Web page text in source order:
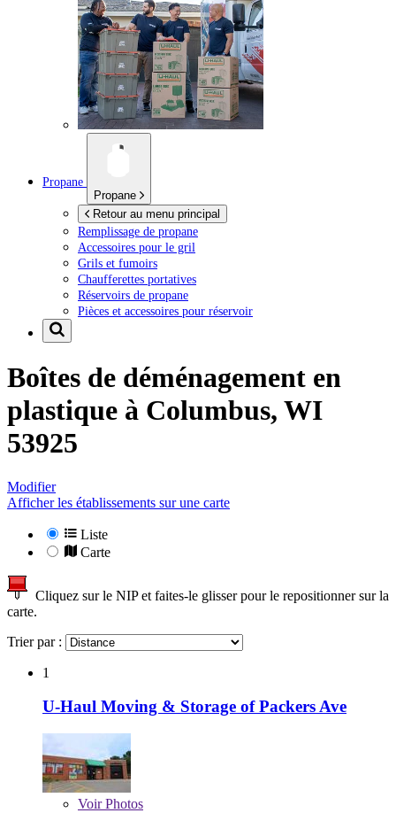
Propane
Propane
Retour au menu principal
Remplissage de propane
Accessoires pour le gril
Grils et fumoirs
Chaufferettes portatives
Réservoirs de propane
Pièces et accessoires pour réservoir
Boîtes de déménagement en
plastique à Columbus, WI
53925
Modifier
Afficher les établissements sur une carte
Liste
Carte
Cliquez sur le NIP et faites-le glisser pour le repositionner sur la
carte.
Trier par :
1
U-Haul Moving & Storage of Packers Ave
VoirPhotos